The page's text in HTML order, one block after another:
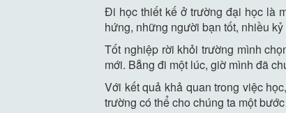
Đi học thiết kế ở trường đại học là
hứng, những người bạn tốt, nhiều
Tốt nghiệp rời khỏi trường mình
mới. Bẵng đi một lúc, giờ mình đã
Với kết quả khả quan trong việc
trường có thể cho chúng ta một